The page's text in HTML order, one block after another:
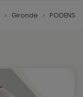
Gironde